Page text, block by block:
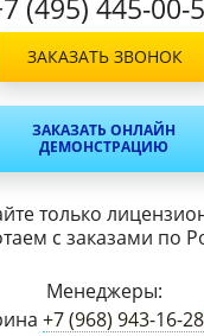
(495) 445-00-
ЗАКАЗАТЬ ЗВОНОК
ЗАКАЗАТЬ ОНЛАЙН
ДЕМОНСТРАЦИЮ
только
с заказами по
Менеджеры:
+7 (968) 943-16-28